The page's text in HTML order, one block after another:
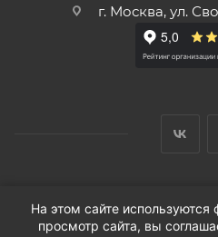
г. Москва, ул.
© ООО
На этом сайте
просмотр сайта, вы